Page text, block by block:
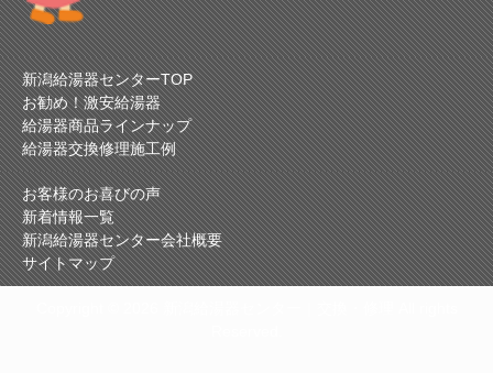
新潟給湯器センターTOP
お勧め！激安給湯器
給湯器商品ラインナップ
給湯器交換修理施工例
お客様のお喜びの声
新着情報一覧
新潟給湯器センター会社概要
サイトマップ